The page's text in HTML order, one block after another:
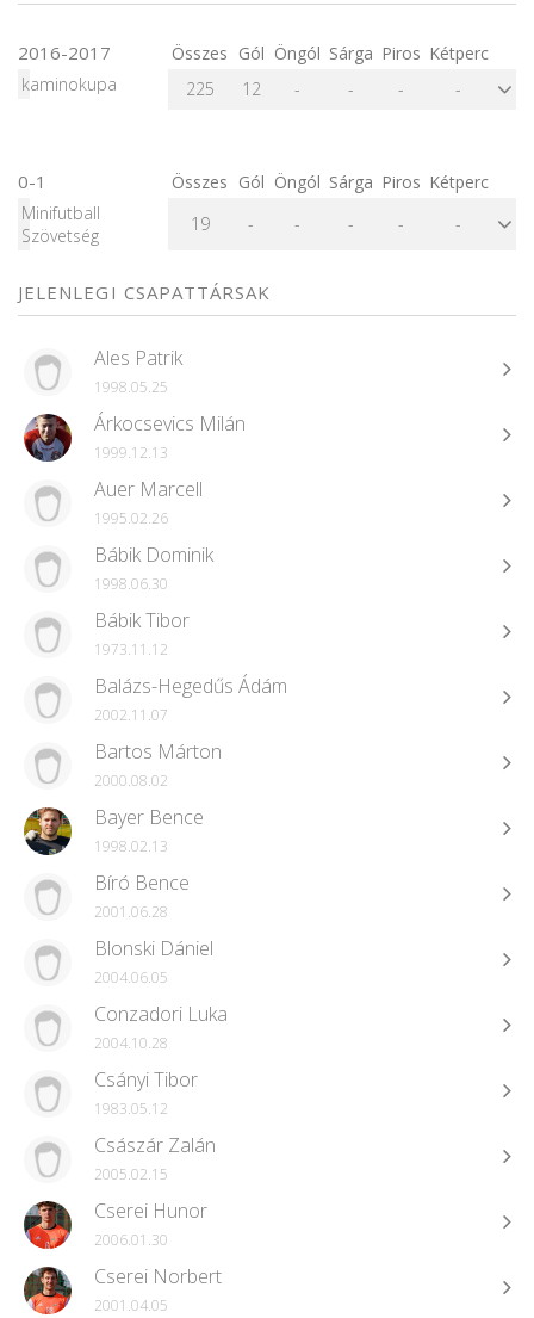
2016-2017 Összes Gól Öngól Sárga Piros Kétperc
kaminokupa
225 12 - - - -
0-1 Összes Gól Öngól Sárga Piros Kétperc
Minifutball
Szövetség
19 - - - - -
JELENLEGI CSAPATTÁRSAK
Ales Patrik
1998.05.25
Árkocsevics Milán
1999.12.13
Auer Marcell
1995.02.26
Bábik Dominik
1998.06.30
Bábik Tibor
1973.11.12
Balázs-Hegedűs Ádám
2002.11.07
Bartos Márton
2000.08.02
Bayer Bence
1998.02.13
Bíró Bence
2001.06.28
Blonski Dániel
2004.06.05
Conzadori Luka
2004.10.28
Csányi Tibor
1983.05.12
Császár Zalán
2005.02.15
Cserei Hunor
2006.01.30
Cserei Norbert
2001.04.05